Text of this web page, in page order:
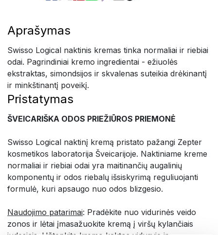
Aprašymas
Swisso Logical naktinis kremas tinka normaliai ir riebiai
odai. Pagrindiniai kremo ingredientai - ežiuolės
ekstraktas, simondsijos ir skvalenas suteikia drėkinantį
ir minkštinantį poveikį.
Pristatymas
ŠVEICARIŠKA ODOS PRIEŽIŪROS PRIEMONĖ
Swisso Logical naktinį kremą pristato pažangi Zepter
kosmetikos laboratorija Šveicarijoje. Naktiniame kreme
normaliai ir riebiai odai yra maitinančių augalinių
komponentų ir odos riebalų išsiskyrimą reguliuojanti
formulė, kuri apsaugo nuo odos blizgesio.
Naudojimo patarimai: Pradėkite nuo vidurinės veido
zonos ir lėtai įmasažuokite kremą į viršų kylančiais